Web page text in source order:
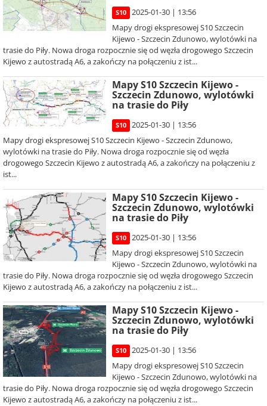
S10
2025-01-30 | 13:56
Mapy drogi ekspresowej S10 Szczecin
Kijewo - Szczecin Zdunowo, wylotówki na
trasie do Piły. Nowa droga rozpocznie się od węzła drogowego Szczecin
Kijewo z autostradą A6, a zakończy na połączeniu z ist...
Mapy S10 Szczecin Kijewo -
Szczecin Zdunowo, wylotówki
na trasie do Piły
S10
2025-01-30 | 13:56
Mapy drogi ekspresowej S10 Szczecin Kijewo - Szczecin Zdunowo,
wylotówki na trasie do Piły. Nowa droga rozpocznie się od węzła
drogowego Szczecin Kijewo z autostradą A6, a zakończy na połączeniu z
ist...
Mapy S10 Szczecin Kijewo -
Szczecin Zdunowo, wylotówki
na trasie do Piły
S10
2025-01-30 | 13:56
Mapy drogi ekspresowej S10 Szczecin
Kijewo - Szczecin Zdunowo, wylotówki na
trasie do Piły. Nowa droga rozpocznie się od węzła drogowego Szczecin
Kijewo z autostradą A6, a zakończy na połączeniu z ist...
Mapy S10 Szczecin Kijewo -
Szczecin Zdunowo, wylotówki
na trasie do Piły
S10
2025-01-30 | 13:56
Mapy drogi ekspresowej S10 Szczecin
Kijewo - Szczecin Zdunowo, wylotówki na
trasie do Piły. Nowa droga rozpocznie się od węzła drogowego Szczecin
Kijewo z autostradą A6, a zakończy na połączeniu z ist...